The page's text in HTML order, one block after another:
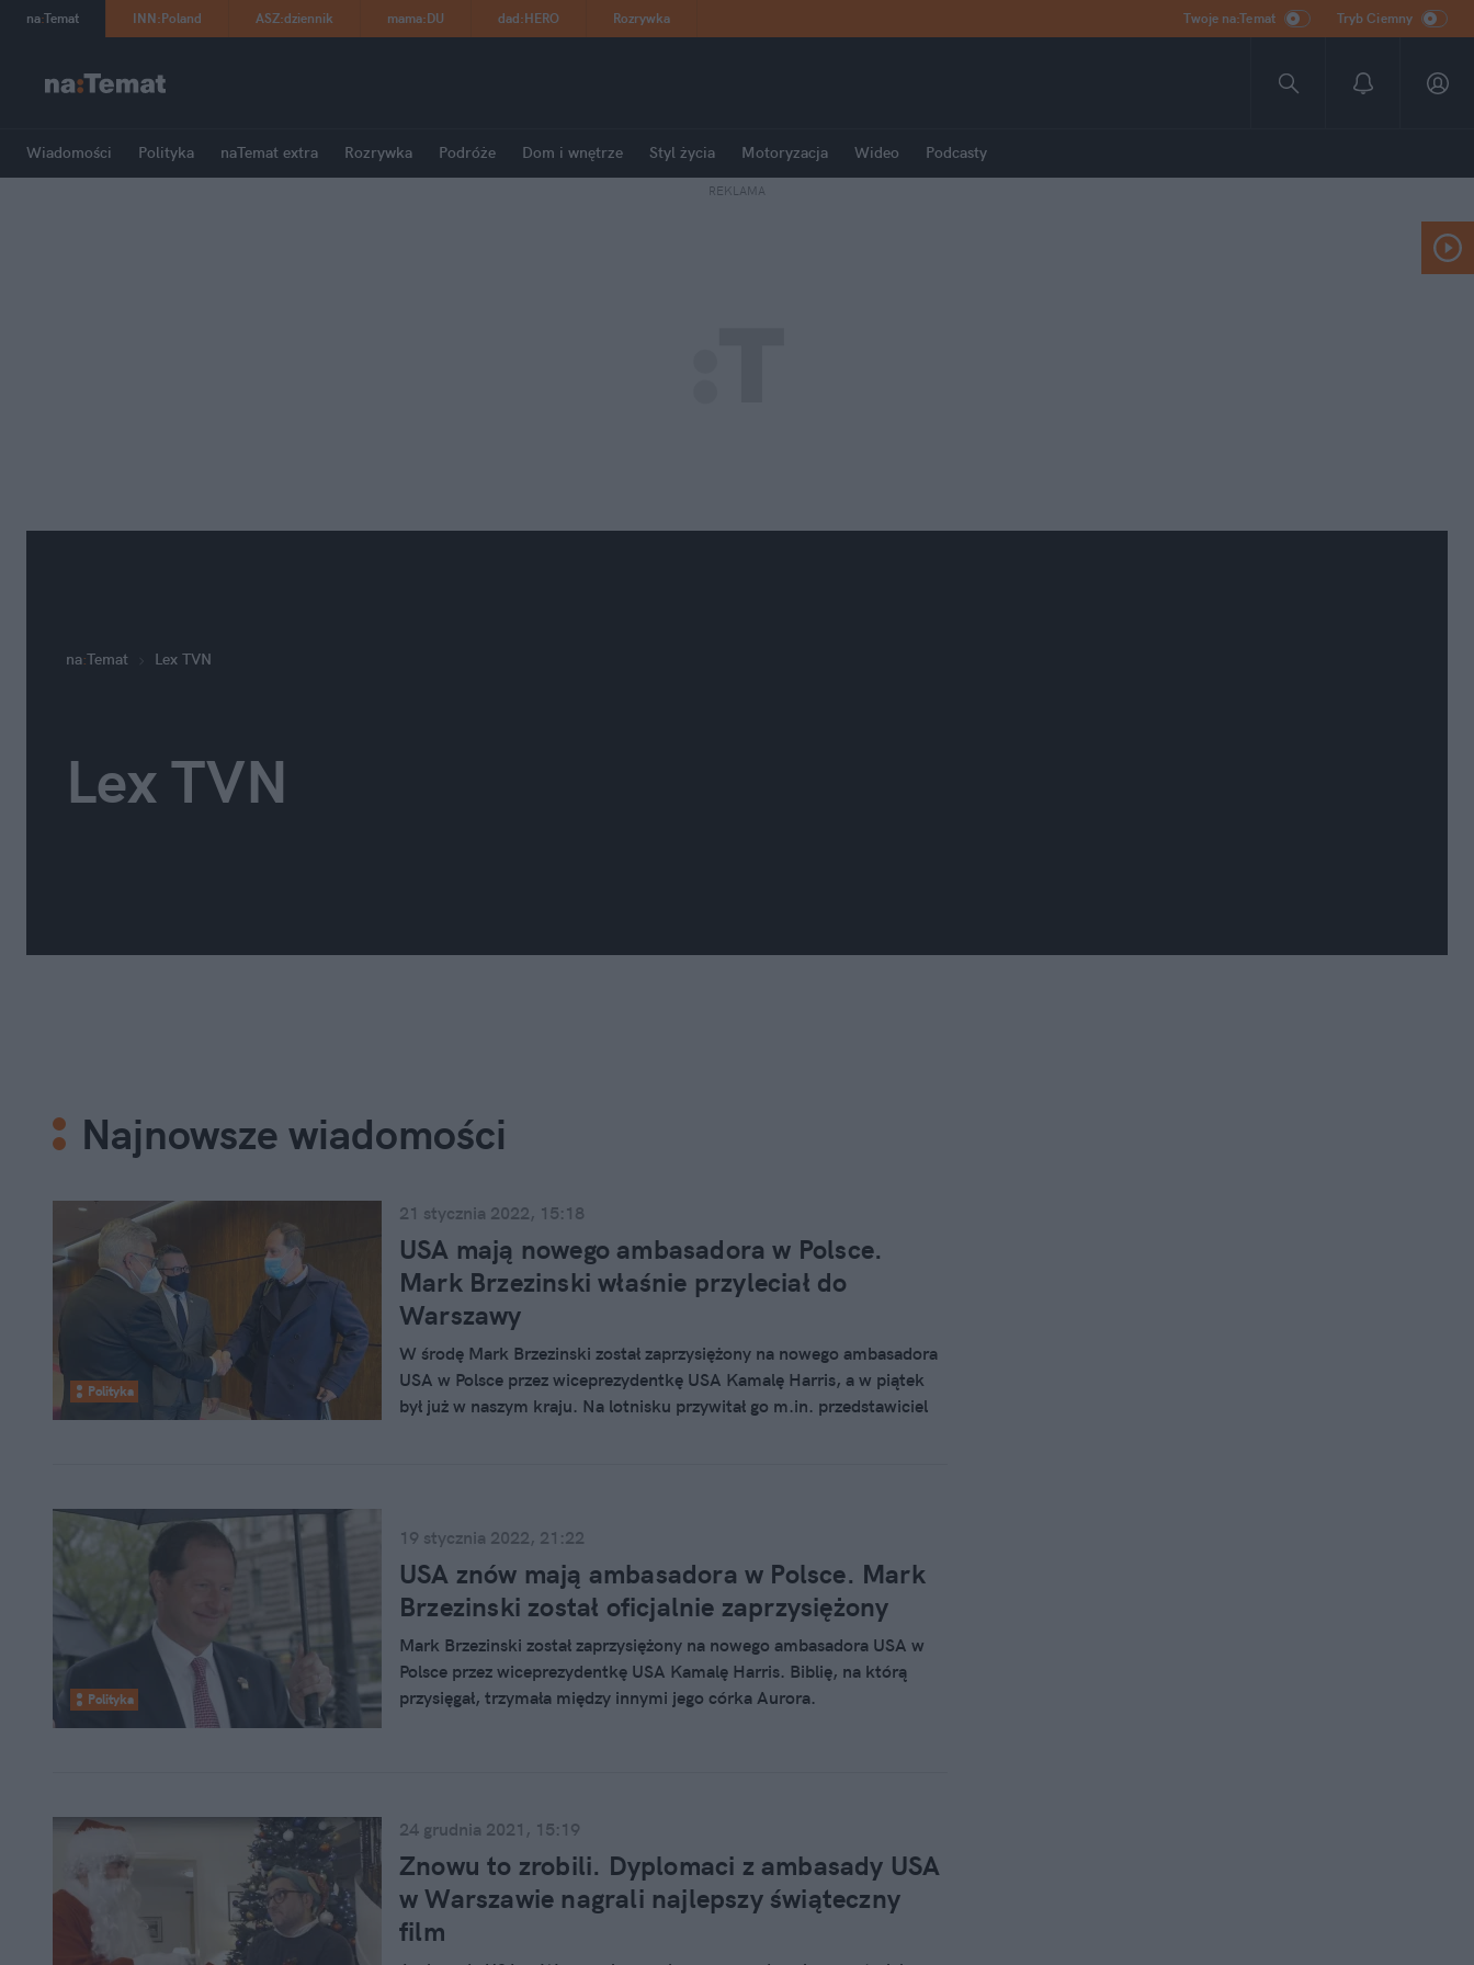
na:Temat INN:Poland ASZ:dziennik mama:DU dad:HERO Rozrywka Twoje na:Temat Tryb Ciemny
Wiadomości Polityka naTemat extra Rozrywka Podróże Dom i wnętrze Styl życia Motoryzacja Wideo Podcasty
REKLAMA
na:Temat Lex TVN
Lex TVN
Najnowsze wiadomości
Polityka
21 stycznia 2022, 15:18
USA mają nowego ambasadora w Polsce.
Mark Brzezinski właśnie przyleciał do
Warszawy
W środę Mark Brzezinski został zaprzysiężony na nowego ambasadora
USA w Polsce przez wiceprezydentkę USA Kamalę Harris, a w piątek
był już w naszym kraju. Na lotnisku przywitał go m.in. przedstawiciel
Polityka
19 stycznia 2022, 21:22
USA znów mają ambasadora w Polsce. Mark
Brzezinski został oficjalnie zaprzysiężony
Mark Brzezinski został zaprzysiężony na nowego ambasadora USA w
Polsce przez wiceprezydentkę USA Kamalę Harris. Biblię, na którą
przysięgał, trzymała między innymi jego córka Aurora.
24 grudnia 2021, 15:19
Znowu to zrobili. Dyplomaci z ambasady USA
w Warszawie nagrali najlepszy świąteczny
film